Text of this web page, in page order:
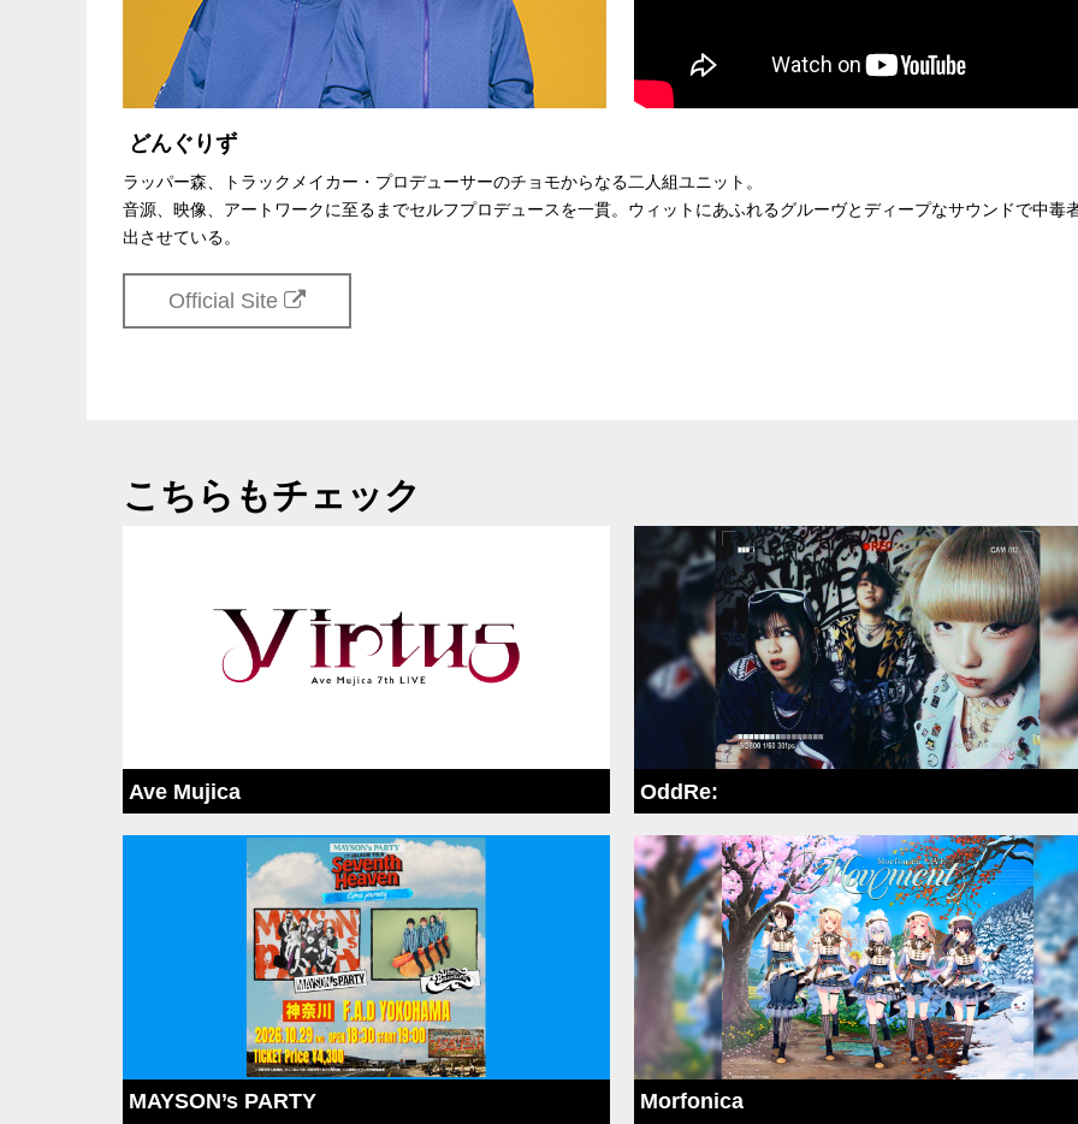
協力：
ビクターエンタテインメント
どんぐりず
ラッパー森、トラックメイカー・プロデューサーのチョモからなる二人組ユニット。
音源、映像、アートワークに至るまでセルフプロデュースを一貫。ウィットにあふれるグルーヴとディープなサウンドで中毒
出させている。
Official Site
こちらもチェック
Ave Mujica OddRe:
MAYSON’s PARTY Morfonica